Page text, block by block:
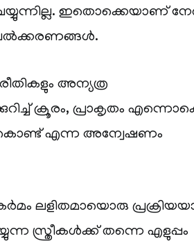
ഇതൊക്കെയാണ്
അന്യത്ര
ക്രൂരം, പ്രാകൃതം
എന്ന അന്വേഷണം
ലളിതമായൊരു
സ്ത്രീകൾക്ക് തന്നെ എളുപ്പം